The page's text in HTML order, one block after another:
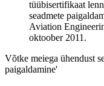
Võtke meiega ühendust
paigaldamine'